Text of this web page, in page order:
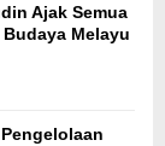
Ajak Semua
Melayu